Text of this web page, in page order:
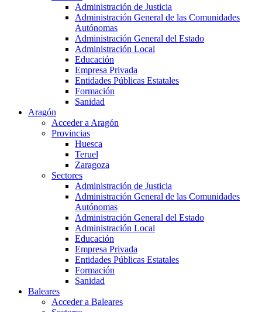
Administración de Justicia
Administración General de las Comunidades
Autónomas
Administración General del Estado
Administración Local
Educación
Empresa Privada
Entidades Públicas Estatales
Formación
Sanidad
Aragón
Acceder a Aragón
Provincias
Huesca
Teruel
Zaragoza
Sectores
Administración de Justicia
Administración General de las Comunidades
Autónomas
Administración General del Estado
Administración Local
Educación
Empresa Privada
Entidades Públicas Estatales
Formación
Sanidad
Baleares
Acceder a Baleares